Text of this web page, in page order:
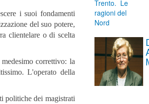
i suoi fondamenti
del suo potere,
clientelare o di scelta
correttivo: la
L'operato della
politiche dei magistrati